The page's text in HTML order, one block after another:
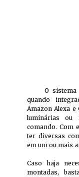
O
quando
Amazon Alexa
luminárias ou
comando. Com
ter diversas
em um ou mais
Caso haja
montadas,